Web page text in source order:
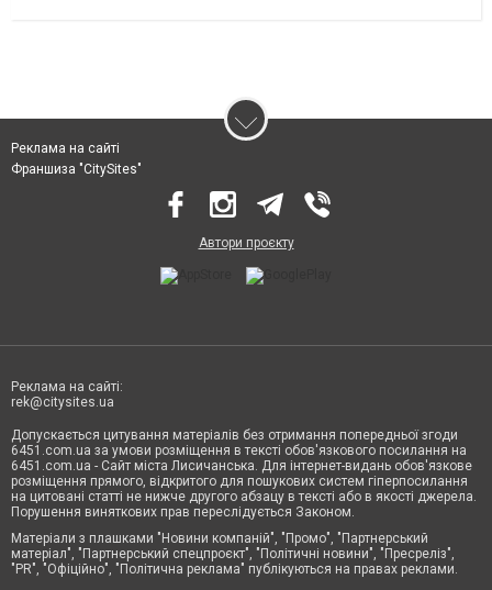
Реклама на сайті
Франшиза "CitySites"
Автори проєкту
Реклама на сайті:
rek@citysites.ua
Допускається цитування матеріалів без отримання попередньої згоди
6451.com.ua за умови розміщення в тексті обов'язкового посилання на
6451.com.ua - Сайт міста Лисичанська. Для інтернет-видань обов'язкове
розміщення прямого, відкритого для пошукових систем гіперпосилання
на цитовані статті не нижче другого абзацу в тексті або в якості джерела.
Порушення виняткових прав переслідується Законом.
Матеріали з плашками "Новини компаній", "Промо", "Партнерський
матеріал", "Партнерський спецпроєкт", "Політичні новини", "Пресреліз",
"PR", "Офіційно", "Політична реклама" публікуються на правах реклами.